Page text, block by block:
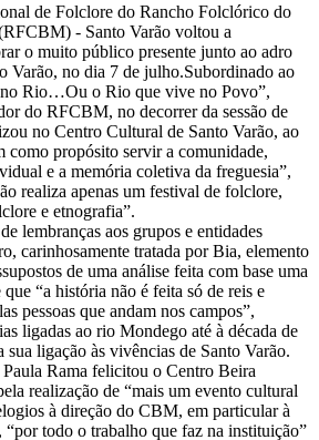
de Folclore do Rancho Folclórico do
- Santo Varão voltou a
o muito público presente junto ao adro
Varão, no dia 7 de julho.Subordinado ao
Rio…Ou o Rio que vive no Povo”,
do RFCBM, no decorrer da sessão de
no Centro Cultural de Santo Varão, ao
como propósito servir a comunidade,
e a memória coletiva da freguesia”,
realiza apenas um festival de folclore,
e etnografia”.
lembranças aos grupos e entidades
carinhosamente tratada por Bia, elemento
de uma análise feita com base uma
“a história não é feita só de reis e
pessoas que andam nos campos”,
ligadas ao rio Mondego até à década de
sua ligação às vivências de Santo Varão.
Rama felicitou o Centro Beira
realização de “mais um evento cultural
à direção do CBM, em particular à
“por todo o trabalho que faz na instituição”